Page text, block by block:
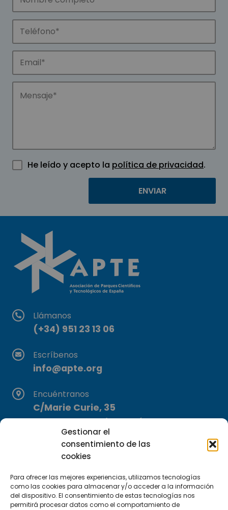
Gestionar el
consentimiento de las
cookies
Para ofrecer las mejores experiencias, utilizamos tecnologías
como las cookies para almacenar y/o acceder a la información
del dispositivo. El consentimiento de estas tecnologías nos
permitirá procesar datos como el comportamiento de
He leído y acepto la política de privacidad.
Llámanos
(+34) 951 23 13 06
Escríbenos
info@apte.org
Encuéntranos
C/Marie Curie, 35
29590 Campanillas, Málaga
Suscríbete a nuestra Newsletter